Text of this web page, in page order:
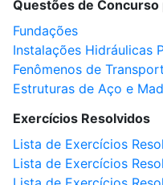
Questões de Concurso
Fundações
Instalações Hidráulicas
Fenômenos de
Estruturas de Aço e
Exercícios Resolvidos
Lista de Exercícios
Lista de Exercícios